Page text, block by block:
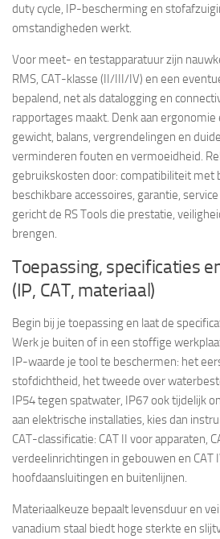
duty cycle, IP-bescherming en
omstandigheden werkt.
Voor meet- en testapparatuur zijn
RMS, CAT-klasse (II/III/IV) en een
bepalend, net als datalogging en
rapportages maakt. Denk aan ergonomie
gewicht, balans, vergrendelingen en
verminderen fouten en vermoeidheid.
gebruikskosten door: compatibiliteit met
beschikbare accessoires, garantie,
gericht de RS Tools die prestatie,
brengen.
Toepassing, specificaties
(IP, CAT, materiaal)
Begin bij je toepassing en laat de
Werk je buiten of in een stoffige
IP-waarde je tool te beschermen: het
stofdichtheid, het tweede over
IP54 tegen spatwater, IP67 ook tijdelijk
aan elektrische installaties, kies dan
CAT-classificatie: CAT II voor apparaten,
verdeelinrichtingen in gebouwen en CAT
hoofdaansluitingen en buitenlijnen.
Materiaalkeuze bepaalt levensduur en
vanadium staal biedt hoge sterkte en